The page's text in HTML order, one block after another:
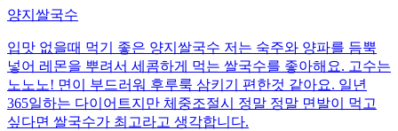
양지쌀국수
입맛 없을때 먹기 좋은 양지쌀국수 저는 숙주와 양파를 듬뿍
넣어 레몬을 뿌려서 세콤하게 먹는 쌀국수를 좋아해요. 고수는
노노노! 면이 부드러워 후루룩 삼키기 편한것 같아요. 일년
365일하는 다이어트지만 체중조절시 정말 정말 면발이 먹고
싶다면 쌀국수가 최고라고 생각합니다.